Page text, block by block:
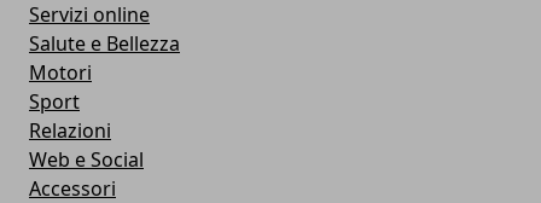
Servizi online
Salute e Bellezza
Motori
Sport
Relazioni
Web e Social
Accessori